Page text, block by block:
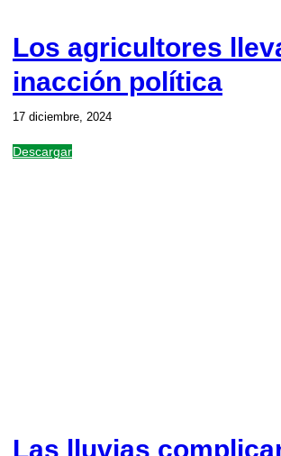
Los agricultores
inacción política
17 diciembre, 2024
Descargar
Las lluvias